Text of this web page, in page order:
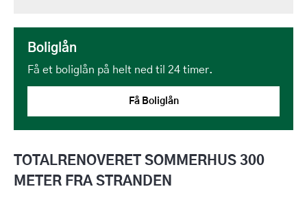
TOTALRENOVERET SOMMERHUS 300
METER FRA STRANDEN
Boliglån
Få et boliglån på helt ned til 24 timer.
Få Boliglån